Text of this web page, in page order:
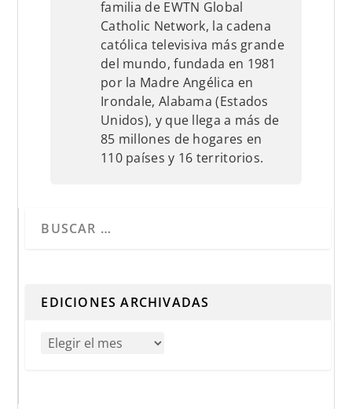
familia de EWTN Global
Catholic Network, la cadena
católica televisiva más grande
del mundo, fundada en 1981
por la Madre Angélica en
Irondale, Alabama (Estados
Unidos), y que llega a más de
85 millones de hogares en
110 países y 16 territorios.
EDICIONES ARCHIVADAS